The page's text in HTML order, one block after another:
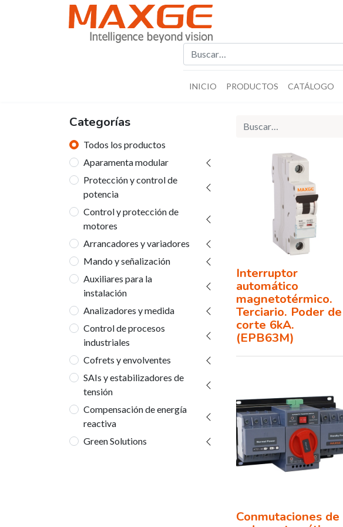
INICIO PRODUCTOS CATÁLOGO
Categorías
Todos los productos
Aparamenta modular
Protección y control de
potencia
Control y protección de
motores
Arrancadores y variadores
Mando y señalización
Auxiliares para la
instalación
Analizadores y medida
Control de procesos
industriales
Cofrets y envolventes
SAIs y estabilizadores de
tensión
Compensación de energía
reactiva
Green Solutions
Interruptor
automático
magnetotérmico.
Terciario. Poder de
corte 6kA.
(EPB63M)
Conmutaciones de